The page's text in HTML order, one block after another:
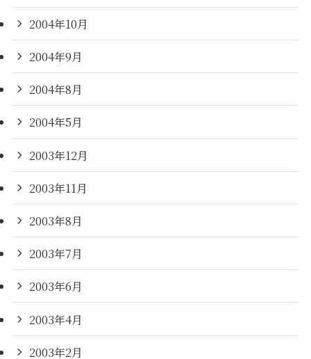
2004年10月
2004年9月
2004年8月
2004年5月
2003年12月
2003年11月
2003年8月
2003年7月
2003年6月
2003年4月
2003年2月